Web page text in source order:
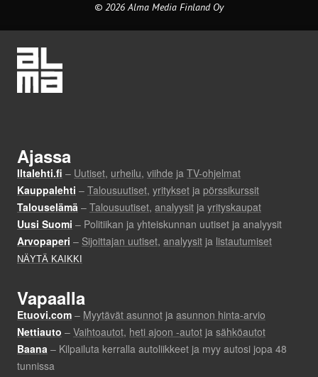
© 2026 Alma Media Finland Oy